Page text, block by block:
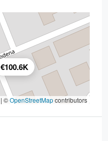
€100.6K
| ©OpenStreetMapcontributors